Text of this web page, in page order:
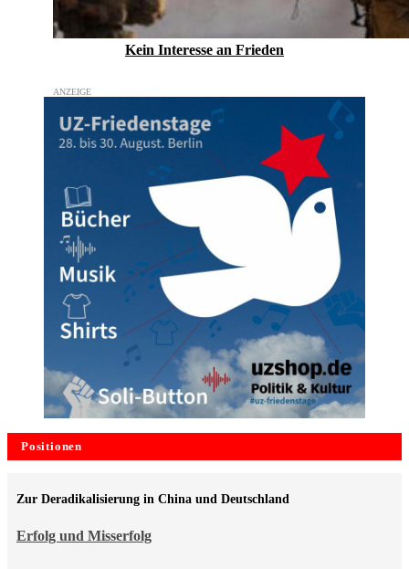
Kein Inte­resse an Frieden
Positionen
Erfolg und Misserfolg
Zur Deradikalisierung in China und Deutschland